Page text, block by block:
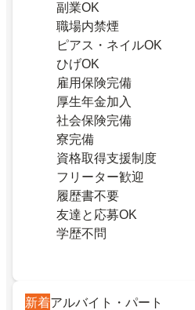
副業OK
職場内禁煙
ピアス・ネイルOK
ひげOK
雇用保険完備
厚生年金加入
社会保険完備
寮完備
資格取得支援制度
フリーター歓迎
履歴書不要
友達と応募OK
学歴不問
新着アルバイト・パート